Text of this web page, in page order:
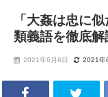
「大姦は忠に
類義語を徹底解
2021年6月6日 2021年